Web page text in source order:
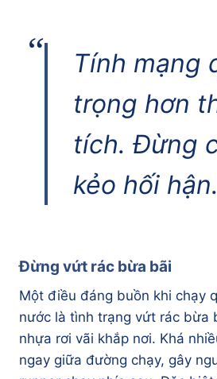
Tính mạng
trọng hơn
tích. Đừng
kẻo hối hận.
Đừng vứt rác bừa bãi
Một điều đáng buồn khi chạy
nước là tình trạng vứt rác bừa
nhựa rơi vãi khắp nơi. Khá
ngay giữa đường chạy, gây